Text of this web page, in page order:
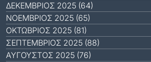
ΔΕΚΈΜΒΡΙΟΣ 2025 (64)
ΝΟΈΜΒΡΙΟΣ 2025 (65)
ΟΚΤΏΒΡΙΟΣ 2025 (81)
ΣΕΠΤΈΜΒΡΙΟΣ 2025 (88)
ΑΎΓΟΥΣΤΟΣ 2025 (76)